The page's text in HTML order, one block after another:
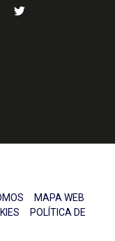
MAPA WEB
POLÍTICA DE